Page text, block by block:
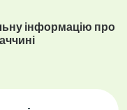
інформацію про